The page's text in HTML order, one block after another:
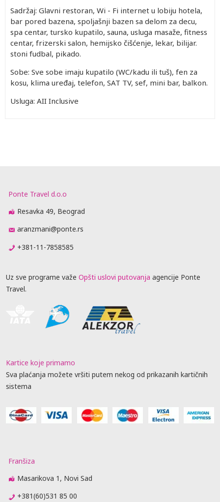
Sadržaj: Glavni restoran, Wi - Fi internet u lobiju hotela,
bar pored bazena, spoljašnji bazen sa delom za decu,
spa centar, tursko kupatilo, sauna, usluga masaže, fitness
centar, frizerski salon, hemijsko čišćenje, lekar, bilijar.
stoni fudbal, pikado.
Sobe: Sve sobe imaju kupatilo (WC/kadu ili tuš), fen za
kosu, klima uređaj, telefon, SAT TV, sef, mini bar, balkon.
Usluga: AII Inclusive
Ponte Travel d.o.o
Resavka 49, Beograd
aranzmani@ponte.rs
+381-11-7858585
Uz sve programe važe Opšti uslovi putovanja agencije Ponte
Travel.
Kartice koje primamo
Sva plaćanja možete vršiti putem nekog od prikazanih kartičnih
sistema
Franšiza
Masarikova 1, Novi Sad
+381(60)531 85 00